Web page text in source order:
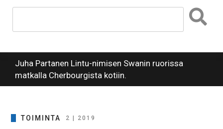
Juha Partanen Lintu-nimisen Swanin ruorissa
matkalla Cherbourgista kotiin.
TOIMINTA 2 | 2019